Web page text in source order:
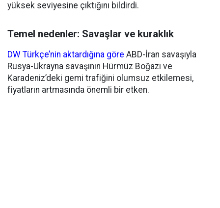
yüksek seviyesine çıktığını bildirdi.
Temel nedenler: Savaşlar ve kuraklık
DW Türkçe’nin aktardığına göre ABD-İran savaşıyla
Rusya-Ukrayna savaşının Hürmüz Boğazı ve
Karadeniz’deki gemi trafiğini olumsuz etkilemesi,
fiyatların artmasında önemli bir etken.